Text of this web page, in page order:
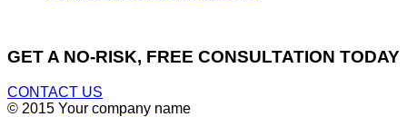
GET A NO-RISK, FREE CONSULTATION TODAY
CONTACT US
© 2015 Your company name